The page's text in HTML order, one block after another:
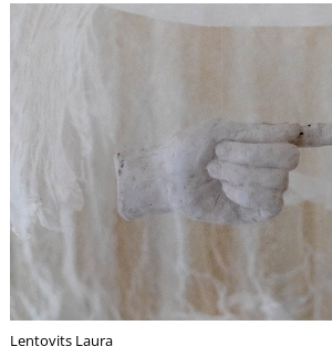
Lentovits Laura